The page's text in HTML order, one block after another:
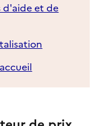
d'aide et de